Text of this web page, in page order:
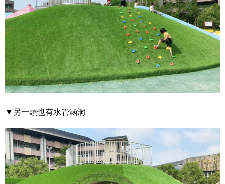
▼另一頭也有水管涵洞